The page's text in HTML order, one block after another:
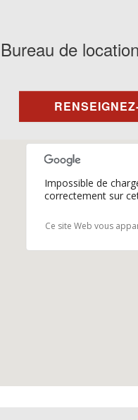
Bureau de location
Impossible de
correctement sur
Ce site Web vous